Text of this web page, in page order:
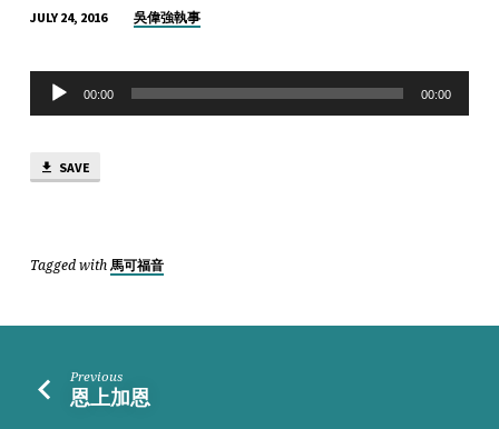
心
的
行
JULY 24, 2016 吳偉強執事
Audio
Player
00:00 00:00
SAVE
Tagged with 馬可福音
Previous
恩上加恩